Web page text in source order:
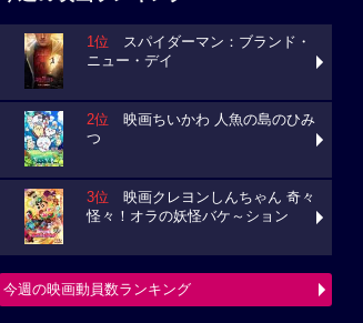
1位 スパイダーマン：ブランド・
ニュー・デイ
2位 映画ちいかわ 人魚の島のひみ
つ
3位 映画クレヨンしんちゃん 奇々
怪々！オラの妖怪バケ～ション
今週の映画動員数ランキング